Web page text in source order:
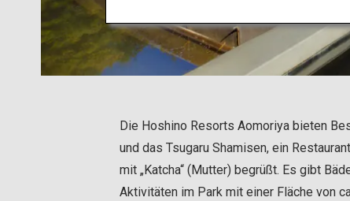
Die Hoshino Resorts Aomoriya bieten
und das Tsugaru Shamisen, ein
mit „Katcha“ (Mutter) begrüßt. Es gibt
Aktivitäten im Park mit einer Fläche von